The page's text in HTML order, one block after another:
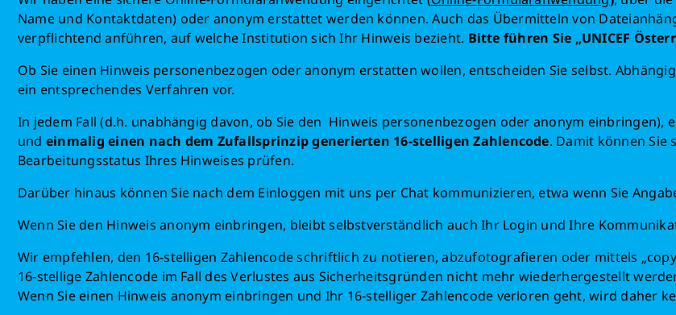
Name und Kontaktdaten) oder anonym erstattet werden können. Auch das Übermitteln von
verpflichtend anführen, auf welche Institution sich Ihr Hinweis bezieht. Bitte führen Sie „UNICEF
Ob Sie einen Hinweis personenbezogen oder anonym erstatten wollen, entscheiden Sie selbst.
ein entsprechendes Verfahren vor.
In jedem Fall (d.h. unabhängig davon, ob Sie den Hinweis personenbezogen oder anonym einbringen),
und einmalig einen nach dem Zufallsprinzip generierten 16-stelligen Zahlencode. Damit können Sie
Bearbeitungsstatus Ihres Hinweises prüfen.
Darüber hinaus können Sie nach dem Einloggen mit uns per Chat kommunizieren, etwa wenn Sie
Wenn Sie den Hinweis anonym einbringen, bleibt selbstverständlich auch Ihr Login und Ihre
Wir empfehlen, den 16-stelligen Zahlencode schriftlich zu notieren, abzufotografieren oder mittels
16-stellige Zahlencode im Fall des Verlustes aus Sicherheitsgründen nicht mehr wiederhergestellt
Wenn Sie einen Hinweis anonym einbringen und Ihr 16-stelliger Zahlencode verloren geht, wird daher
Retten
Schon 50 Cent
monatlich
Sauberes
mehr